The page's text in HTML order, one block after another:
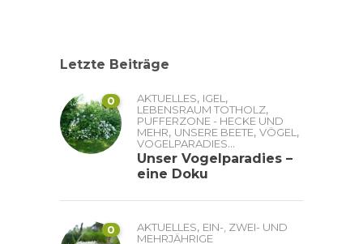
Letzte Beiträge
0 AKTUELLES, IGEL ,
LEBENSRAUM TOTHOLZ,
PUFFERZONE - HECKE UND
MEHR, UNSERE BEETE, VÖGEL ,
VOGELPARADIES...
Unser Vogelparadies –
eine Doku
0 AKTUELLES, EIN-, ZWEI- UND
MEHRJÄHRIGE